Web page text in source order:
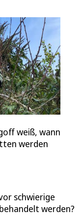
weiß, wann
werden
schwierige
werden?